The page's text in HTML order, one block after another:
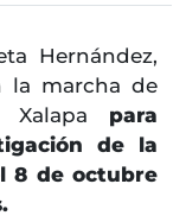
Hernández,
la marcha de
Xalapa para
de la
8 de octubre